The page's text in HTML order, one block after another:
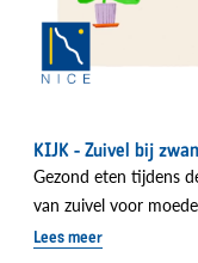
KIJK - Zuivel bij
Gezond eten tijdens
van zuivel voor
Lees meer